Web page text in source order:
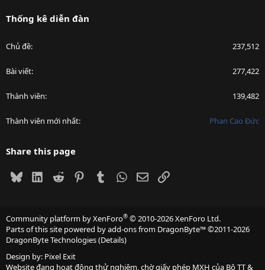
Thống kê diễn đàn
Chủ đề 237,512
Bài viết 277,422
Thành viên 139,482
Thành viên mới nhất Phan Cao Đức
Share this page
BlueskyLinkedIn
Reddit PinterestTumblrWhatsApp
EmailLink
Community platform by XenForo® © 2010-2026 XenForo Ltd.
Parts of this site powered byadd-ons from DragonByte™©2011-2026
DragonByte Technologies(Details)
Design by: Pixel Exit
Website đang hoạt động thử nghiệm, chờ giấy phép MXH của Bộ TT &